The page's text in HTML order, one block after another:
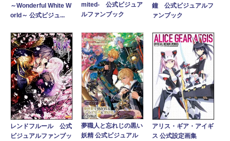
～Wonderful White W
orld～ 公式ビジュ...
mited- 公式ビジュア
ルファンブック
鐘 公式ビジュアルフ
ァンブック
レンドフルール 公式
ビジュアルファンブッ
夢職人と忘れじの黒い
妖精 公式ビジュアル
アリス・ギア・アイギ
ス 公式設定画集